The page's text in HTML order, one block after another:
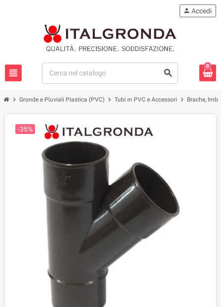
view_headline search
person Accedi
0
chevron_right Gronde e Pluviali Plastica (PVC) chevron_right Tubi in PVC e Accessori chevron_right Brache,
-35%